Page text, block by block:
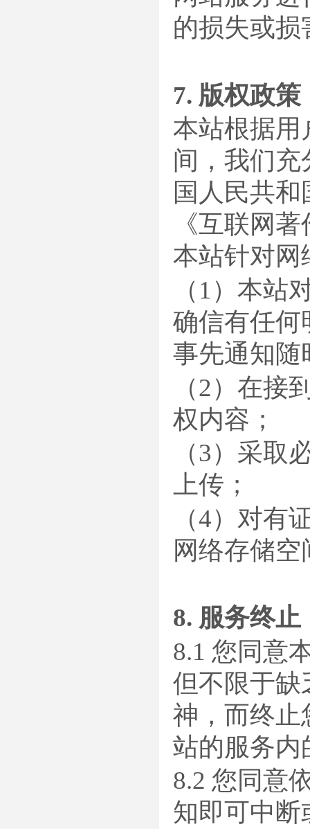
的损失或
7. 版权政策
本站根据用
间，我们
国人民共
《互联网
本站针对网
（1）本站
确信有任何
事先通知随
（2）在接
权内容；
（3）采取
上传；
（4）对有
网络存储
8. 服务终止
8.1 您同意
但不限于缺
神，而终止
站的服务内
8.2 您同意
知即可中断